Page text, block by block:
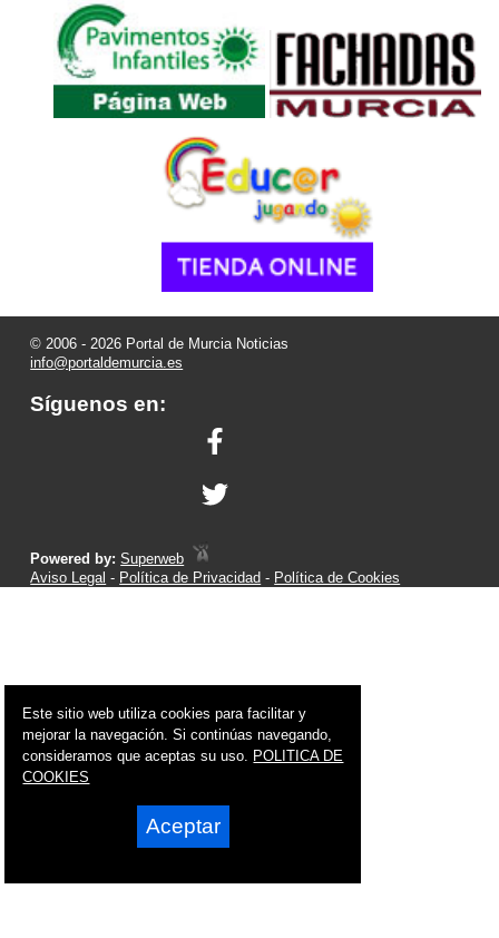
© 2006 - 2026 Portal de Murcia Noticias
info@portaldemurcia.es
Síguenos en:
Powered by:Superweb
Aviso Legal - Política de Privacidad - Política de Cookies
Este sitio web utiliza cookies para facilitar y
mejorar la navegación. Si continúas navegando,
consideramos que aceptas su uso. POLITICA DE
COOKIES
Aceptar